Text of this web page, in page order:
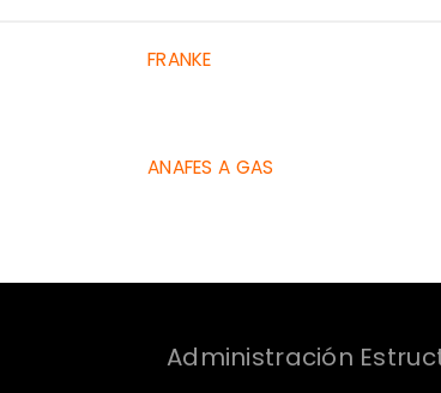
FRANKE
ANAFES A GAS
Administración